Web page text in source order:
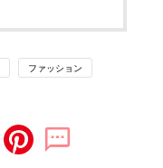
ファッション